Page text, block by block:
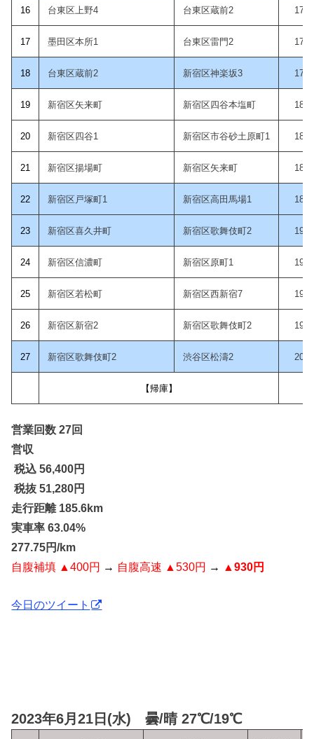
16 台東区上野4 台東区蔵前2
17 墨田区本所1 台東区雷門2
18 台東区蔵前2 新宿区神楽坂3
19 新宿区矢来町 新宿区四谷本塩町
20 新宿区四谷1 新宿区市谷砂土原町1
21 新宿区揚場町 新宿区矢来町
22 新宿区戸塚町1 新宿区高田馬場1
23 新宿区喜久井町 新宿区歌舞伎町2
24 新宿区信濃町 新宿区原町1
25 新宿区若松町 新宿区西新宿7
26 新宿区新宿2 新宿区歌舞伎町2
27 新宿区歌舞伎町2 渋谷区松濤2
【帰庫】
営業回数 27回
営収
税込 56,400円
税抜 51,280円
走行距離 185.6km
実車率 63.04%
277.75円/km
自腹補填 ▲400円 → 自腹高速 ▲530円 → ▲930円
今日のツイート
2023年6月21日(水) 曇/晴 27℃/19℃